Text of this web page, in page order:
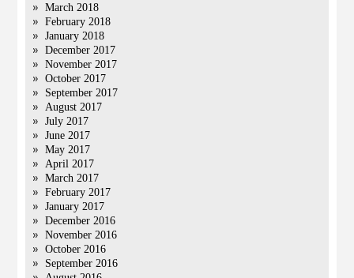
March 2018
February 2018
January 2018
December 2017
November 2017
October 2017
September 2017
August 2017
July 2017
June 2017
May 2017
April 2017
March 2017
February 2017
January 2017
December 2016
November 2016
October 2016
September 2016